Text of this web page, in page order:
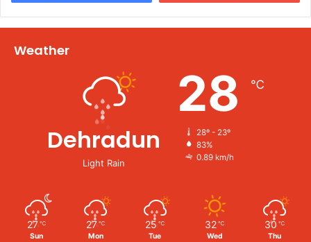
Weather
Dehradun
Light Rain
28 ℃
28º - 23º
83%
0.89 km/h
27 ℃
Sun
27 ℃
Mon
25 ℃
Tue
32 ℃
Wed
30 ℃
Thu